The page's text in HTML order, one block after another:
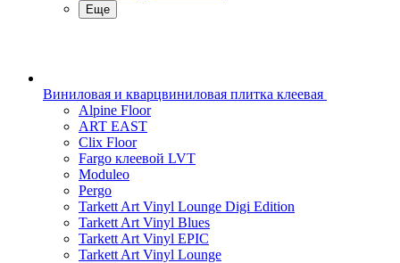
Еще
Виниловая и кварцвиниловая плитка клеевая
Alpine Floor
ART EAST
Clix Floor
Fargo клеевой LVT
Moduleo
Pergo
Tarkett Art Vinyl Lounge Digi Edition
Tarkett Art Vinyl Blues
Tarkett Art Vinyl EPIC
Tarkett Art Vinyl Lounge